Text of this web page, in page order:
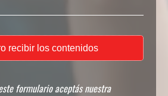
recibir los contenidos
formulario aceptás nuestra